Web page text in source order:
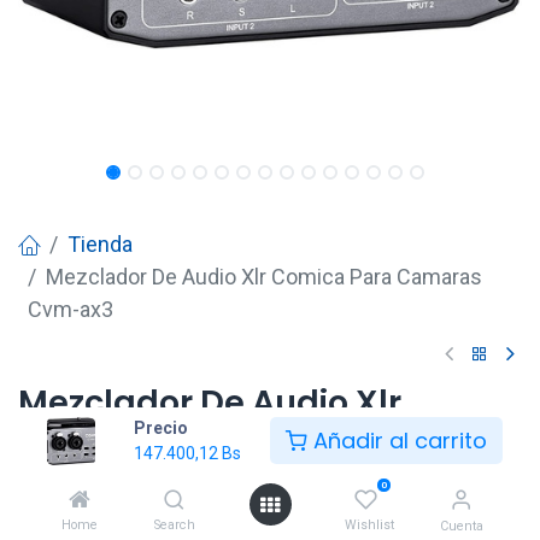
Precio
147.400,12 Bs Añadir al carrito
Home Search
0
Wishlist Cuenta
Tienda
Mezclador De Audio Xlr Comica Para Camaras
Cvm-ax3
Mezclador De Audio Xlr
Comica Para Camaras Cvm-
ax3